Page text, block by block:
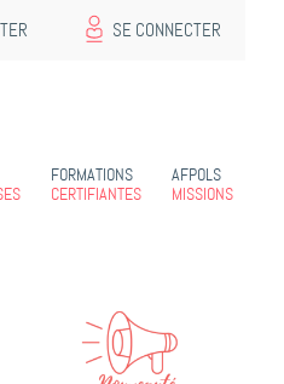
SE CONNECTER
AFPOLS
MISSIONS
FORMATIONS
CERTIFIANTES